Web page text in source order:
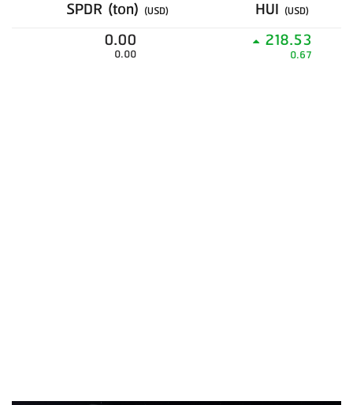
SPDR (ton) (USD) HUI (USD)
0.00
0.00
218.53
0.67